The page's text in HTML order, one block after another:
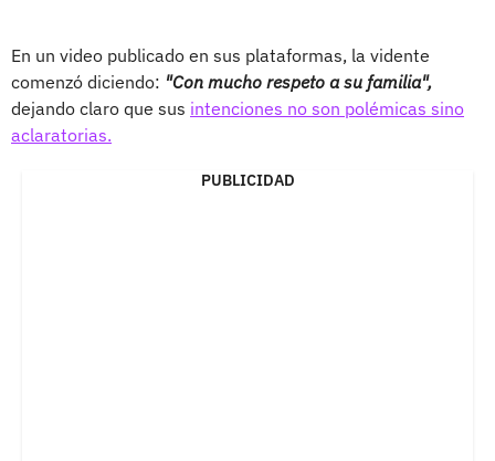
En un video publicado en sus plataformas, la vidente
comenzó diciendo: "Con mucho respeto a su familia",
dejando claro que sus intenciones no son polémicas sino
aclaratorias.
PUBLICIDAD